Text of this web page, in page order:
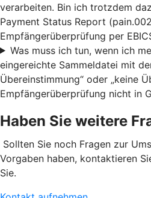
verarbeiten. Bin ich trotzdem
Payment Status Report
Empfängerüberprüfung per
Was muss ich tun, wenn ich
eingereichte Sammeldatei mit
Übereinstimmung“ oder „keine
Empfängerüberprüfung nicht in
Haben Sie weitere
Sollten Sie noch Fragen zur
Vorgaben haben, kontaktieren
Sie.